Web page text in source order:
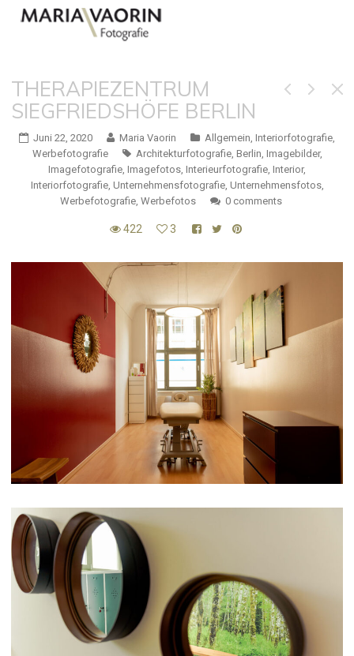
THERAPIEZENTRUM
SIEGFRIEDSHÖFE BERLIN
Juni 22, 2020 Maria Vaorin Allgemein Interiorfotografie
Werbefotografie
Architekturfotografie, Berlin Imagebilder,
Imagefotografie Imagefotos Interieurfotografie Interior,
Interiorfotografie, Unternehmensfotografie, Unternehmensfotos,
Werbefotografie Werbefotos 0 comments
422 3